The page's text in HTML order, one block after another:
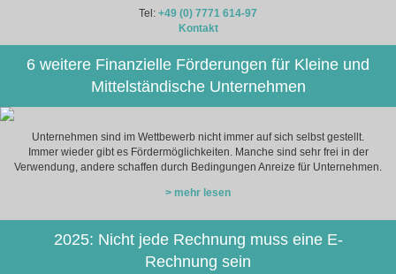
Tel: +49 (0) 7771 614-97
Kontakt
6 weitere Finanzielle Förderungen für Kleine und
Mittelständische Unternehmen
Unternehmen sind im Wettbewerb nicht immer auf sich selbst gestellt.
Immer wieder gibt es Fördermöglichkeiten. Manche sind sehr frei in der
Verwendung, andere schaffen durch Bedingungen Anreize für Unternehmen.
> mehr lesen
2025: Nicht jede Rechnung muss eine E-
Rechnung sein